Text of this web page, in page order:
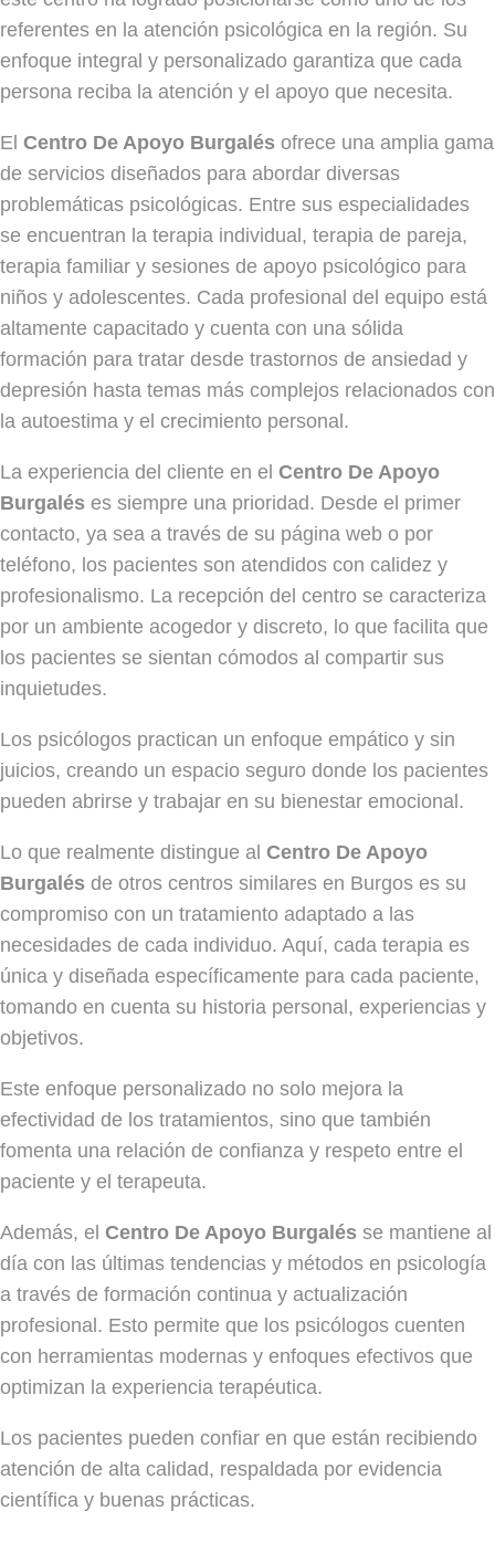
referentes en la atención psicológica en la región. Su
enfoque integral y personalizado garantiza que cada
persona reciba la atención y el apoyo que necesita.
El Centro De Apoyo Burgalés ofrece una amplia gama
de servicios diseñados para abordar diversas
problemáticas psicológicas. Entre sus especialidades
se encuentran la terapia individual, terapia de pareja,
terapia familiar y sesiones de apoyo psicológico para
niños y adolescentes. Cada profesional del equipo está
altamente capacitado y cuenta con una sólida
formación para tratar desde trastornos de ansiedad y
depresión hasta temas más complejos relacionados con
la autoestima y el crecimiento personal.
La experiencia del cliente en el Centro De Apoyo
Burgalés es siempre una prioridad. Desde el primer
contacto, ya sea a través de su página web o por
teléfono, los pacientes son atendidos con calidez y
profesionalismo. La recepción del centro se caracteriza
por un ambiente acogedor y discreto, lo que facilita que
los pacientes se sientan cómodos al compartir sus
inquietudes.
Los psicólogos practican un enfoque empático y sin
juicios, creando un espacio seguro donde los pacientes
pueden abrirse y trabajar en su bienestar emocional.
Lo que realmente distingue al Centro De Apoyo
Burgalés de otros centros similares en Burgos es su
compromiso con un tratamiento adaptado a las
necesidades de cada individuo. Aquí, cada terapia es
única y diseñada específicamente para cada paciente,
tomando en cuenta su historia personal, experiencias y
objetivos.
Este enfoque personalizado no solo mejora la
efectividad de los tratamientos, sino que también
fomenta una relación de confianza y respeto entre el
paciente y el terapeuta.
Además, el Centro De Apoyo Burgalés se mantiene al
día con las últimas tendencias y métodos en psicología
a través de formación continua y actualización
profesional. Esto permite que los psicólogos cuenten
con herramientas modernas y enfoques efectivos que
optimizan la experiencia terapéutica.
Los pacientes pueden confiar en que están recibiendo
atención de alta calidad, respaldada por evidencia
científica y buenas prácticas.